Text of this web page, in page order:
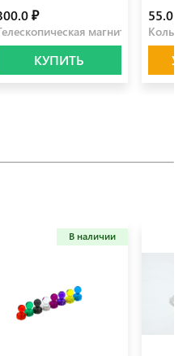
₽
магнитная ручка
КУПИТЬ
55.0 ₽
В наличии